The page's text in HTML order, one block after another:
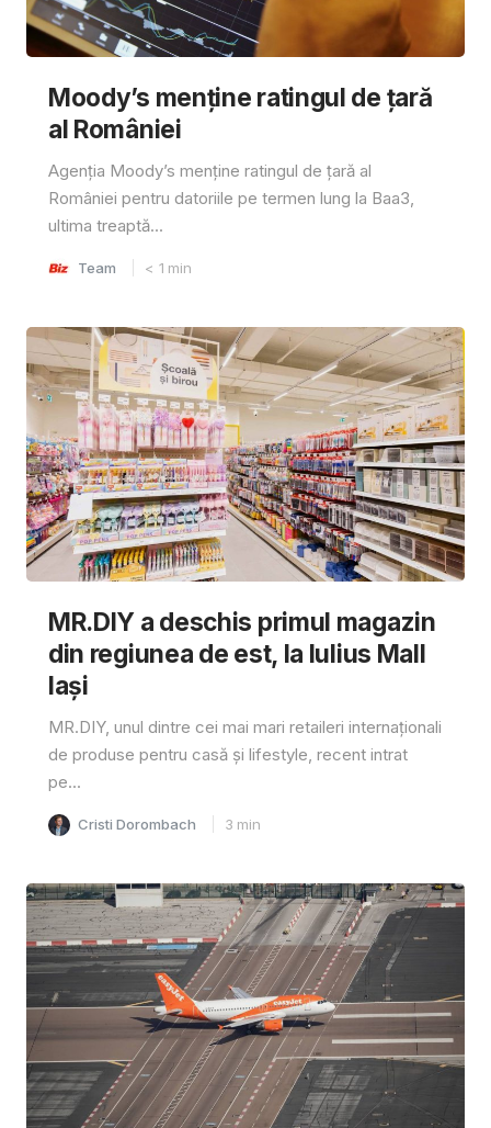
Moody’s menține ratingul de țară
al României
Agenția Moody’s menține ratingul de țară al
României pentru datoriile pe termen lung la Baa3,
ultima treaptă...
Team < 1 min
MR.DIY a deschis primul magazin
din regiunea de est, la Iulius Mall
Iași
MR.DIY, unul dintre cei mai mari retaileri internaționali
de produse pentru casă și lifestyle, recent intrat
pe...
Cristi Dorombach 3 min